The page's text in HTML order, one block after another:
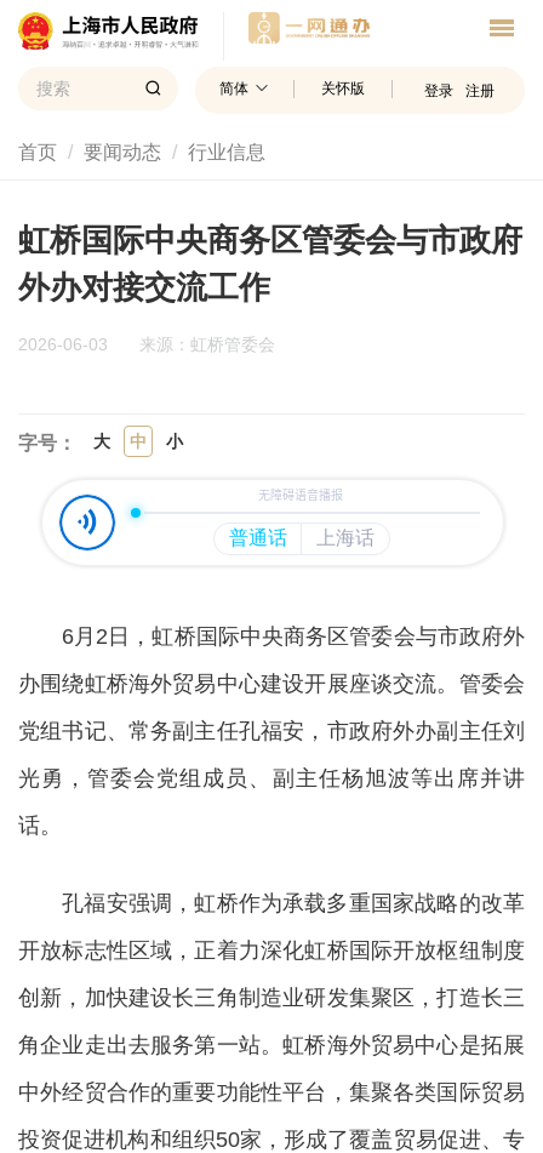
简体 关怀版 登录 注册
首页 要闻动态 行业信息
虹桥国际中央商务区管委会与市政府
外办对接交流工作
2026-06-03 来源：虹桥管委会
字号： 大 中 小
6月2日，虹桥国际中央商务区管委会与市政府外
办围绕虹桥海外贸易中心建设开展座谈交流。管委会
党组书记、常务副主任孔福安，市政府外办副主任刘
光勇，管委会党组成员、副主任杨旭波等出席并讲
话。
孔福安强调，虹桥作为承载多重国家战略的改革
开放标志性区域，正着力深化虹桥国际开放枢纽制度
创新，加快建设长三角制造业研发集聚区，打造长三
角企业走出去服务第一站。虹桥海外贸易中心是拓展
中外经贸合作的重要功能性平台，集聚各类国际贸易
投资促进机构和组织50家，形成了覆盖贸易促进、专